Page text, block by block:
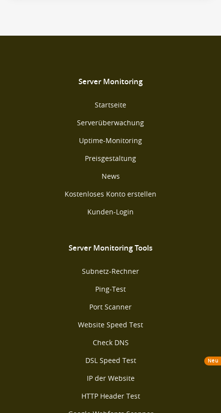
Server Monitoring
Startseite
Serverüberwachung
Uptime-Monitoring
Preisgestaltung
News
Kostenloses Konto erstellen
Kunden-Login
Server Monitoring Tools
Subnetz-Rechner
Ping-Test
Port Scanner
Website Speed Test
Check DNS
DSL Speed Test
Neu
IP der Website
HTTP Header Test